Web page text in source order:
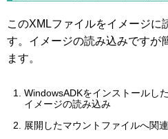
このXMLファイルをイメージに
す。イメージの読み込みですが
ます。
WindowsADKをインストールし
イメージの読み込み
展開したマウントファイルへ関